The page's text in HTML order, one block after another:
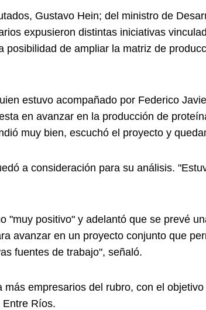
Gustavo Hein; del ministro de
expusieron distintas iniciativas
de ampliar la matriz de
estuvo acompañado por Federico
en avanzar en la producción de
muy bien, escuchó el proyecto y
a consideración para su análisis.
positivo" y adelantó que se prevé
avanzar en un proyecto conjunto que
fuentes de trabajo", señaló.
empresarios del rubro, con el
Ríos.